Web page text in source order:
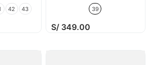
42 43 39
S/ 349.00